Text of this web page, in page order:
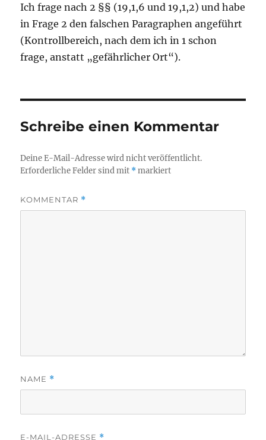
Ich frage nach 2 §§ (19,1,6 und 19,1,2) und habe
in Frage 2 den falschen Paragraphen angeführt
(Kontrollbereich, nach dem ich in 1 schon
frage, anstatt „gefährlicher Ort“).
Schreibe einen Kommentar
Deine E-Mail-Adresse wird nicht veröffentlicht.
Erforderliche Felder sind mit *markiert
KOMMENTAR *
NAME *
E-MAIL-ADRESSE *